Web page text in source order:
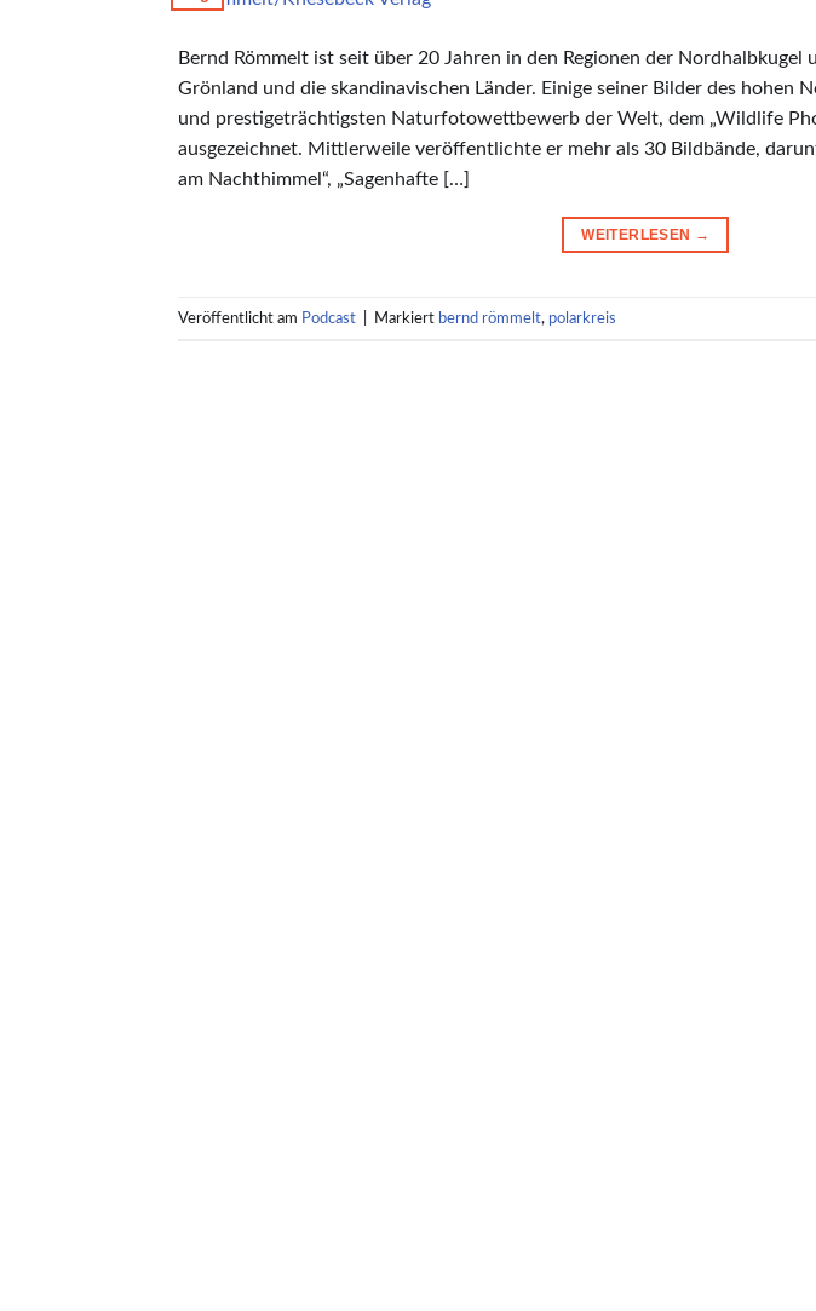
Bernd Römmelt ist seit über 20 Jahren in den Regionen der Nordhalbkugel
Grönland und die skandinavischen Länder. Einige seiner Bilder des hohen
und prestigeträchtigsten Naturfotowettbewerb der Welt, dem „Wildlife
ausgezeichnet. Mittlerweile veröffentlichte er mehr als 30 Bildbände,
am Nachthimmel“, „Sagenhafte […]
WEITERLESEN →
Veröffentlicht am Podcast Markiert bernd römmelt, polarkreis